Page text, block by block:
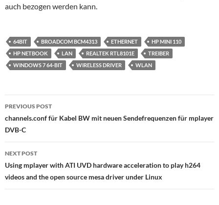
auch bezogen werden kann.
64BIT BROADCOM BCM4313 ETHERNET
HP MINI 110
HP NETBOOK
LAN REALTEK RTL8101E
TREIBER
WINDOWS 7 64-BIT
WIRELESS DRIVER WLAN
Post
navigation
PREVIOUS POST
channels.conf für Kabel BW mit neuen Sendefrequenzen für mplayer
DVB-C
NEXT POST
Using mplayer with ATI UVD hardware acceleration to play h264
videos and the open source mesa driver under Linux